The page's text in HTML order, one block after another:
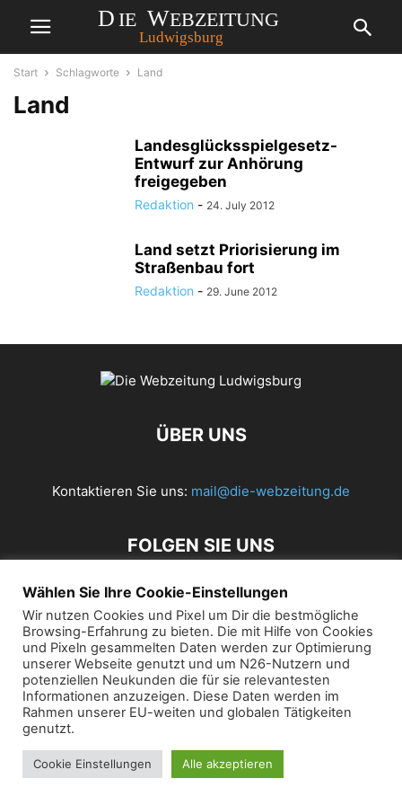
Start Schlagworte Land
Land
Landesglücksspielgesetz-
Entwurf zur Anhörung
freigegeben
Redaktion - 24. July 2012
Land setzt Priorisierung im
Straßenbau fort
Redaktion - 29. June 2012
ÜBER UNS
Kontaktieren Sie uns: mail@die-webzeitung.de
FOLGEN SIE UNS
© 2019 Die Webzeitung
Wählen Sie Ihre Cookie-Einstellungen
Wir nutzen Cookies und Pixel um Dir die bestmögliche
Browsing-Erfahrung zu bieten. Die mit Hilfe von Cookies
und Pixeln gesammelten Daten werden zur Optimierung
unserer Webseite genutzt und um N26-Nutzern und
potenziellen Neukunden die für sie relevantesten
Informationen anzuzeigen. Diese Daten werden im
Rahmen unserer EU-weiten und globalen Tätigkeiten
genutzt.
Cookie Einstellungen Alle akzeptieren